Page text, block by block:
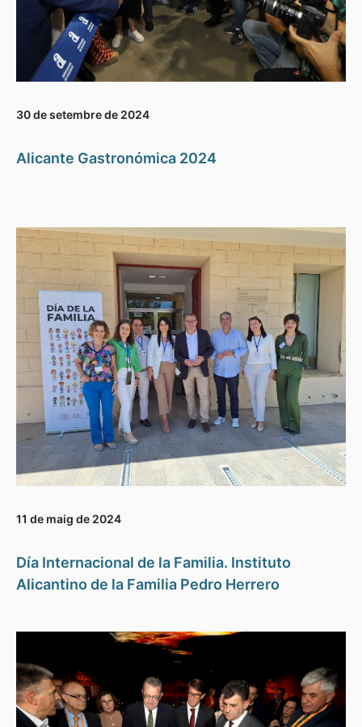
30 de setembre de 2024
Alicante Gastronómica 2024
11 de maig de 2024
Día Internacional de la Familia. Instituto
Alicantino de la Familia Pedro Herrero